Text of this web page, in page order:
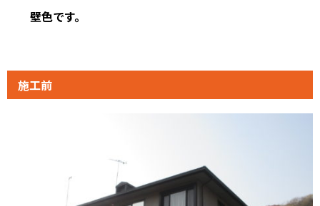
壁色です。
施工前